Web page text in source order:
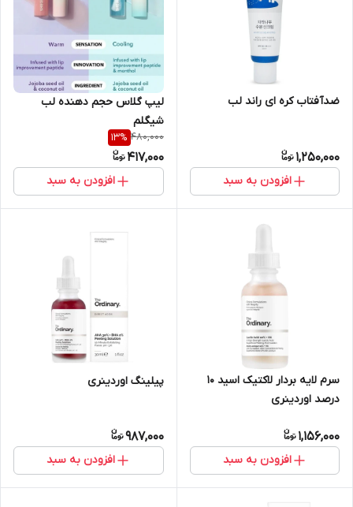
ضدآفتاب کره ای راند لب
1,250,000
افزودن به سبد
لیپ گلاس حجم دهنده لب
شیگلم
480,000
13%
417,000
افزودن به سبد
سرم لایه بردار لاکتیک اسید 10
درصد اوردینری
1,156,000
افزودن به سبد
پیلینگ اوردینری
987,000
افزودن به سبد